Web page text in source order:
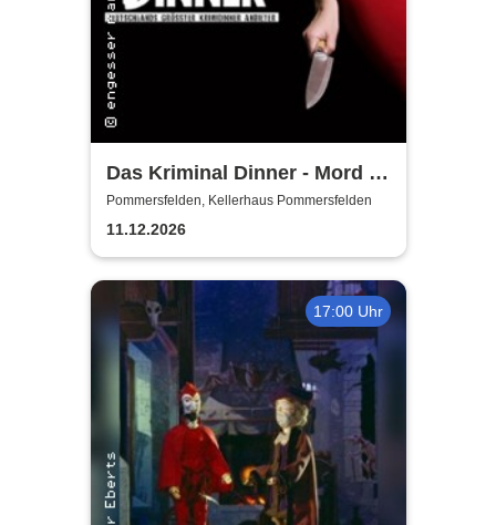
Das Kriminal Dinner - Mord &
Tod - im Gasthof zur
Zapfsäule
Pommersfelden, Kellerhaus Pommersfelden
11.12.2026
17:00 Uhr